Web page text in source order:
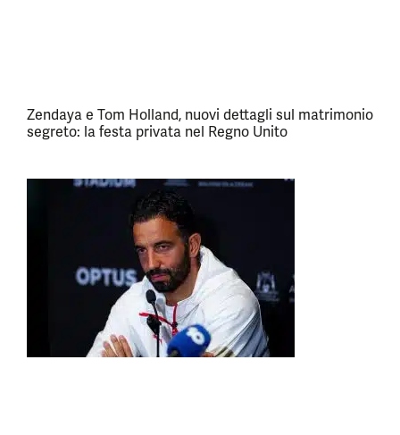
Zendaya e Tom Holland, nuovi dettagli sul matrimonio
segreto: la festa privata nel Regno Unito